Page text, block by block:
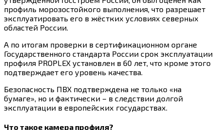
профиль морозостойкого выполнения, что разрешает
эксплуатировать его в жёстких условиях северных
областей России.
А по итогам проверки в сертификационном органе
Государственного стандарта России срок эксплуатации
профиля PROPLEX установлен в 60 лет, что кроме этого
подтверждает его уровень качества.
Безопасность ПВХ подтверждена не только «на
бумаге», но и фактически – в следствии долгой
эксплуатации в европейских государствах.
Что такое камера профиля?